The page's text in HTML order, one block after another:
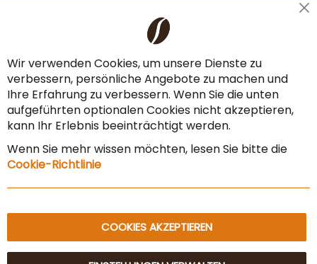
Liefer- & Versandkosten
AGB & Widerrufsrecht
Vertrag widerrufen
Impressum
Datenschutz & Sicherheit
Wir verwenden Cookies, um unsere Dienste zu
verbessern, persönliche Angebote zu machen und
Ihre Erfahrung zu verbessern. Wenn Sie die unten
aufgeführten optionalen Cookies nicht akzeptieren,
kann Ihr Erlebnis beeinträchtigt werden.
Wenn Sie mehr wissen möchten, lesen Sie bitte die
Cookie-Richtlinie
COOKIES AKZEPTIEREN